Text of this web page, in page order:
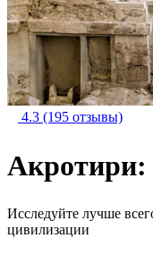
4.3 (195 отзывы)
Исследуйте лучше
цивилизации